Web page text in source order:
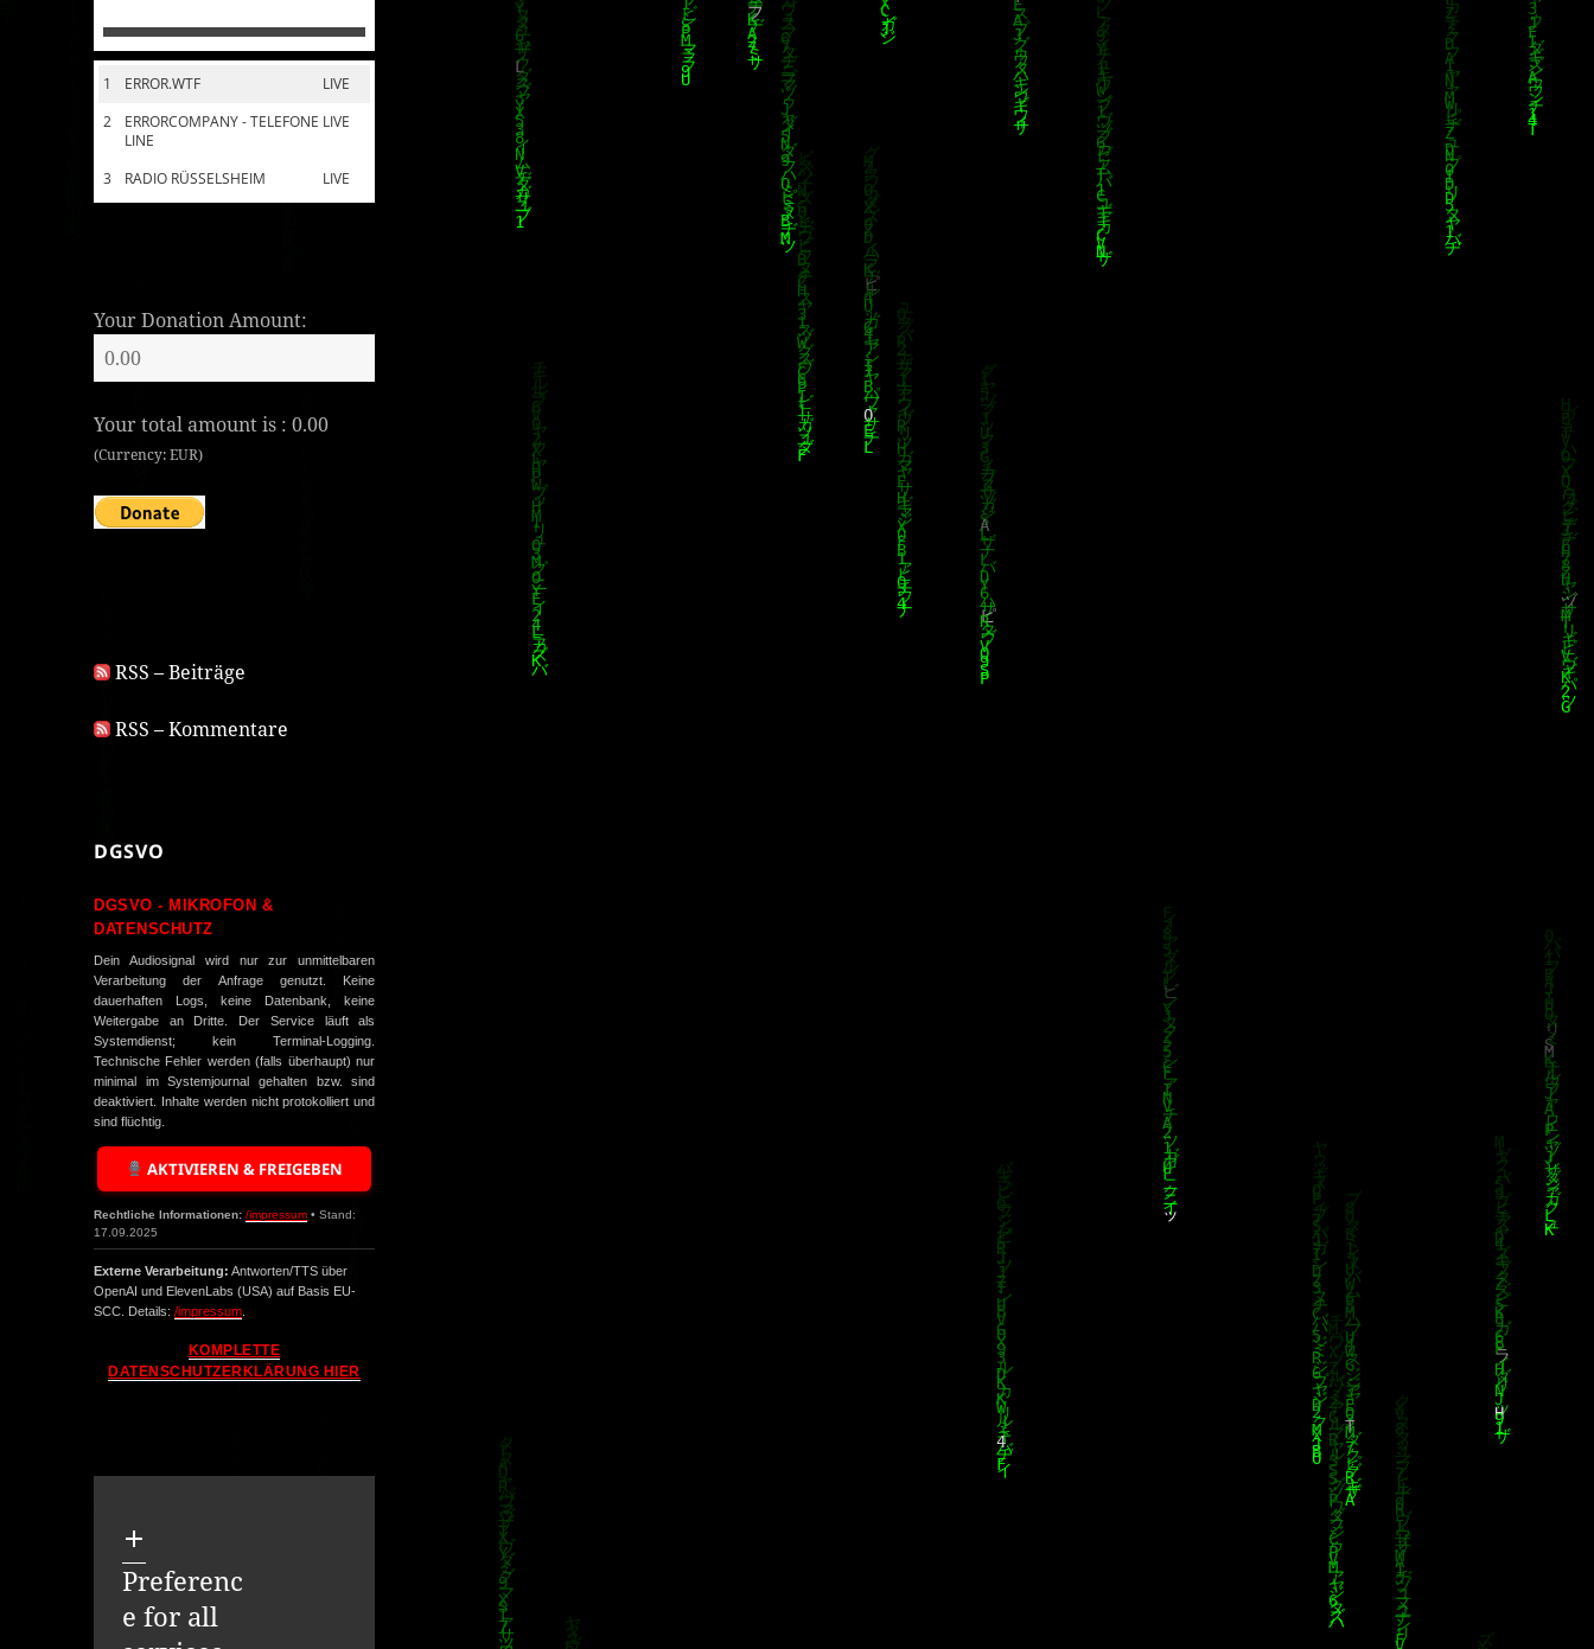
1 LIVE
ERROR.WTF
2
LIVE
ERRORCOMPANY - TELEFONE
LINE
3
LIVE
RADIO RÜSSELSHEIM
Your Donation Amount:
Your total amount is :0.00
(Currency: EUR)
RSS – Beiträge
RSS – Kommentare
DGSVO
DGSVO - MIKROFON &
DATENSCHUTZ
Dein Audiosignal wird nur zur unmittelbaren
Verarbeitung der Anfrage genutzt. Keine
dauerhaften Logs, keine Datenbank, keine
Weitergabe an Dritte. Der Service läuft als
Systemdienst; kein Terminal-Logging.
Technische Fehler werden (falls überhaupt) nur
minimal im Systemjournal gehalten bzw. sind
deaktiviert. Inhalte werden nicht protokolliert und
sind flüchtig.
AKTIVIEREN & FREIGEBEN
Rechtliche Informationen: /impressum • Stand:
17.09.2025
Externe Verarbeitung: Antworten/TTS über
OpenAI und ElevenLabs (USA) auf Basis EU-
SCC. Details:/impressum
KOMPLETTE
DATENSCHUTZERKLÄRUNG HIER
Preferenc
e for all